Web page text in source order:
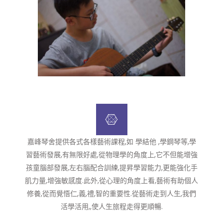
嘉峰琴舍提供各式各樣藝術課程,如 學結他 ,學鋼琴等,學
習藝術發展,有無限好處,從物理學的角度上,它不但能增強
孩童腦部發展,左右腦配合訓練,提昇學習能力,更能強化手
肌力量,增強敏感度.此外,從心理的角度上看,藝術有助個人
修養,從而覺悟仁,義,禮,智的重要性.從藝術走到人生,我們
活學活用,,使人生旅程走得更順暢.